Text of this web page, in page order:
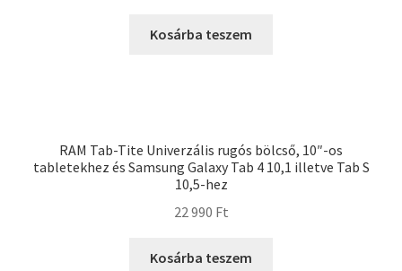
Kosárba teszem
RAM Tab-Tite Univerzális rugós bölcső, 10″-os
tabletekhez és Samsung Galaxy Tab 4 10,1 illetve Tab S
10,5-hez
22 990 Ft
Kosárba teszem